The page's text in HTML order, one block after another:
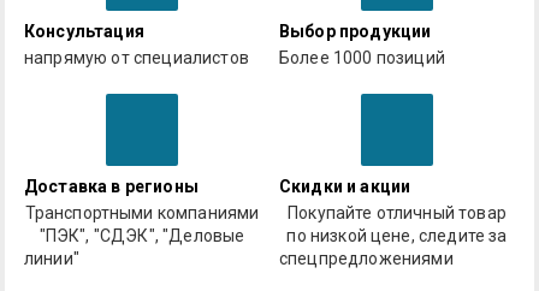
Консультация
напрямую от специалистов
Выбор продукции
Более 1000 позиций
Доставка в регионы
Транспортными компаниями
"ПЭК", "СДЭК", "Деловые
линии"
Скидки и акции
Покупайте отличный товар
по низкой цене, следите за
спецпредложениями